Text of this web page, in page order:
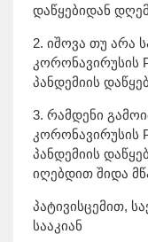
დაწყებიდან
2. იშოვა თუ არა
კორონავირუსის
პანდემიის
3. რამდენი
კორონავირუსის
პანდემიის
იღებდით შიდა
პატივისცემით,
სააკიან